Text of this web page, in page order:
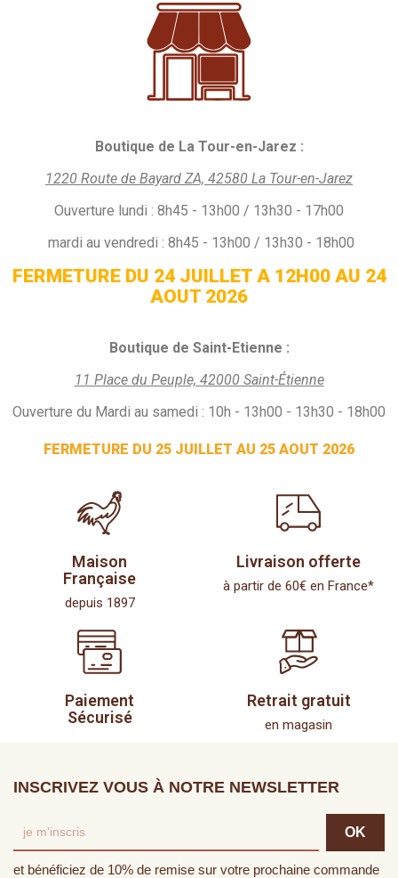
Boutique de La Tour-en-Jarez :
1220 Route de Bayard ZA, 42580 La Tour-en-Jarez
Ouverture lundi : 8h45 - 13h00 / 13h30 - 17h00
mardi au vendredi : 8h45 - 13h00 / 13h30 - 18h00
FERMETURE DU 24 JUILLET A 12H00 AU 24
AOUT 2026
Boutique de Saint-Etienne :
11 Place du Peuple, 42000 Saint-Étienne
Ouverture du Mardi au samedi : 10h - 13h00 - 13h30 - 18h00
FERMETURE DU 25 JUILLET AU 25 AOUT 2026
Maison
Française
depuis 1897
Livraison offerte
à partir de 60€ en France*
Paiement
Sécurisé
Retrait gratuit
en magasin
INSCRIVEZ VOUS À NOTRE NEWSLETTER
et bénéficiez de 10% de remise sur votre prochaine commande